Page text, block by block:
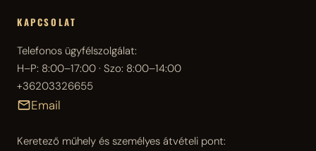
KAPCSOLAT
Telefonos ügyfélszolgálat:
H–P: 8:00–17:00 · Szo: 8:00–14:00
+36203326655
Email
Keretező műhely és személyes átvételi pont: